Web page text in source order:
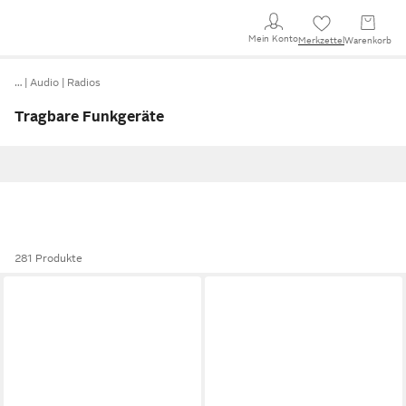
Mein KontoMerkzettel Warenkorb
… Audio Radios
Tragbare Funkgeräte
281 Produkte